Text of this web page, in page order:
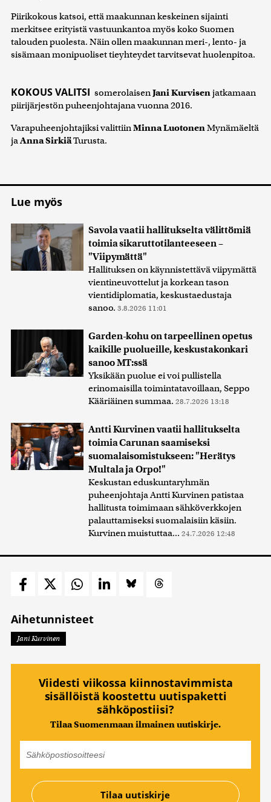
Piirikokous katsoi, että maakunnan keskeinen sijainti
merkitsee erityistä vastuunkantoa myös koko Suomen
talouden puolesta. Näin ollen maakunnan meri-, lento- ja
sisämaan monipuoliset tieyhteydet tarvitsevat huolenpitoa.
KOKOUS VALITSI somerolaisenJani Kurvisenjatkamaan
piirijärjestön puheenjohtajana vuonna 2016.
Varapuheenjohtajiksi valittiinMinna LuotonenMynämäeltä
jaAnna SirkiäTurusta.
Lue myös
Savola vaatii hallitukselta välittömiä
toimia sikaruttotilanteeseen –
"Viipymättä"
Hallituksen on käynnistettävä viipymättä
vientineuvottelut ja korkean tason
vientidiplomatia, keskustaedustaja
sanoo. 3.8.2026 11:01
Garden-kohu on tarpeellinen opetus
kaikille puolueille, keskustakonkari
sanoo MT:ssä
Yksikään puolue ei voi pullistella
erinomaisilla toimintatavoillaan, Seppo
Kääriäinen summaa. 28.7.2026 13:18
Antti Kurvinen vaatii hallitukselta
toimia Carunan saamiseksi
suomalaisomistukseen: "Herätys
Multala ja Orpo!"
Keskustan eduskuntaryhmän
puheenjohtaja Antti Kurvinen patistaa
hallitusta toimimaan sähköverkkojen
palauttamiseksi suomalaisiin käsiin.
Kurvinen muistuttaa... 24.7.2026 12:48
Aihetunnisteet
Jani Kurvinen
Viidesti viikossa kiinnostavimmista
sisällöistä koostettu uutispaketti
sähköpostiisi?
Tilaa Suomenmaan ilmainen uutiskirje.